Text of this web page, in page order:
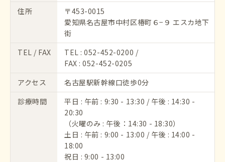
住所
〒453-0015
愛知県名古屋市中村区椿町６−９ エスカ地下
街
TEL / FAX
TEL :052-452-0200 /
FAX : 052-452-0205
アクセス
名古屋駅新幹線口徒歩0分
診療時間
平日 : 午前 : 9:30 - 13:30 / 午後 : 14:30 -
20:30
（火曜のみ : 午後：14:30 - 18:30）
土日 : 午前 : 9:00 - 13:00 / 午後 : 14:00 -
18:00
祝日 : 9:00 - 13:00